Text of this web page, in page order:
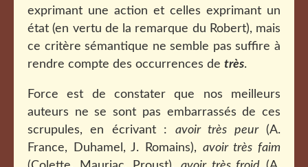
exprimant une action et celles exprimant un
état (en vertu de la remarque du Robert), mais
ce critère sémantique ne semble pas suffire à
rendre compte des occurrences de très.
Force est de constater que nos meilleurs
auteurs ne se sont pas embarrassés de ces
scrupules, en écrivant : avoir très peur(A.
France, Duhamel, J. Romains), avoir très faim